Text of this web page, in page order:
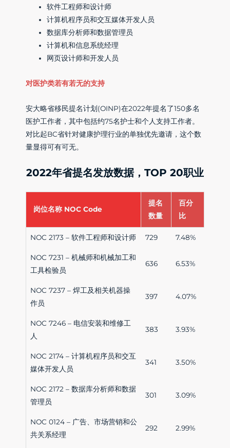
软件工程师和设计师
计算机程序员和交互媒体开发人员
数据库分析师和数据管理员
计算机和信息系统经理
网页设计师和开发人员
对医护类若有若无的支持
安大略省移民提名计划(OINP)在2022年提名了150多名
医护工作者，其中包括约75名护士和个人支持工作者。
对比起BC省针对健康护理行业的单独优先邀请，这个数
量显得可有可无。
2022年省提名发放数据，TOP 20职业
岗位名称 NOC Code
提名
数量
百分
比
NOC 2173 – 软件工程师和设计师 729 7.48%
NOC 7231 – 机械师和机械加工和
工具检验员
636 6.53%
NOC 7237 – 焊工及相关机器操
作员
397 4.07%
NOC 7246 – 电信安装和维修工
人
383 3.93%
NOC 2174 – 计算机程序员和交互
媒体开发人员
341 3.50%
NOC 2172 – 数据库分析师和数据
管理员
301 3.09%
NOC 0124 – 广告、市场营销和公
共关系经理
292 2.99%